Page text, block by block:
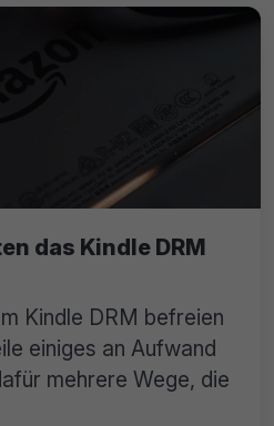
das Kindle DRM
Kindle DRM befreien
einiges an Aufwand
mehrere Wege, die